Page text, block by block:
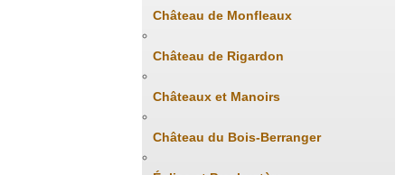
Château de Monfleaux
Château de Rigardon
Châteaux et Manoirs
Château du Bois-Berranger